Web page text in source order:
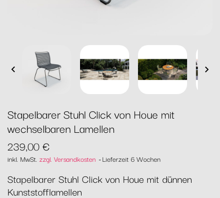
 
Stapelbarer Stuhl Click von Houe mit
wechselbaren Lamellen
239,00 €
inkl. MwSt. zzgl. Versandkosten Lieferzeit 6 Wochen
Stapelbarer Stuhl Click von Houe mit dünnen
Kunststofflamellen